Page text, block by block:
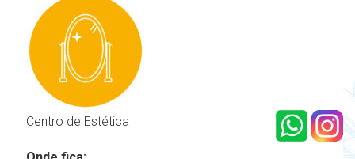
Centro de Estética